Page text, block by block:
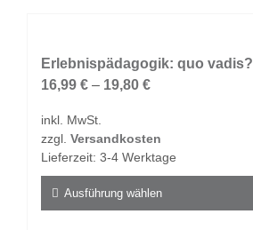
auf.
Die
können
auf
Produktseite
gewählt
Erlebnispädagogik: quo vadis?
16,99 € – 19,80 €
inkl. MwSt.
zzgl. Versandkosten
Lieferzeit: 3-4 Werktage
Ausführung wählen